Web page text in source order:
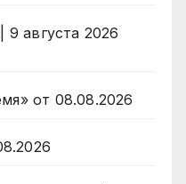
августа 2026
от 08.08.2026